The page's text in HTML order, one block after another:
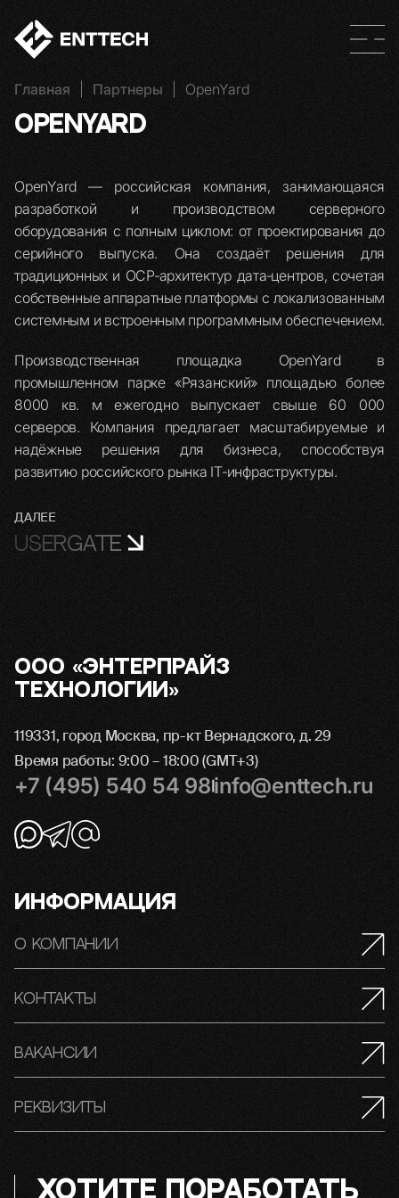
Главная Партнеры OpenYard
OPENYARD
OpenYard — российская компания, занимающаяся
разработкой и производством серверного
оборудования с полным циклом: от проектирования до
серийного выпуска. Она создаёт решения для
традиционных и OCP‑архитектур дата‑центров, сочетая
собственные аппаратные платформы с локализованным
системным и встроенным программным обеспечением.
Производственная площадка OpenYard в
промышленном парке «Рязанский» площадью более
8000 кв. м ежегодно выпускает свыше 60 000
серверов. Компания предлагает масштабируемые и
надёжные решения для бизнеса, способствуя
развитию российского рынка IT‑инфраструктуры.
ДАЛЕЕ
USERGATE
ООО «Энтерпрайз
Технологии»
119331, город Москва, пр-кт Вернадского, д. 29
Время работы: 9:00 – 18:00 (GMT+3)
+7 (495) 540 54 98|info@enttech.ru
Информация
О компании
Контакты
Вакансии
Реквизиты
ХОТИТЕ ПОРАБОТАТЬ